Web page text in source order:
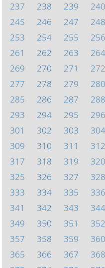
237
238 239 240
245
246 247 248
253
254 255 256
261
262 263 264
269
270 271 272
277
278 279 280
285
286 287 288
293
294 295 296
301
302 303 304
309
310 311 312
317
318 319 320
325
326 327 328
333
334 335 336
341
342 343 344
349
350 351 352
357
358 359 360
365
366 367 368